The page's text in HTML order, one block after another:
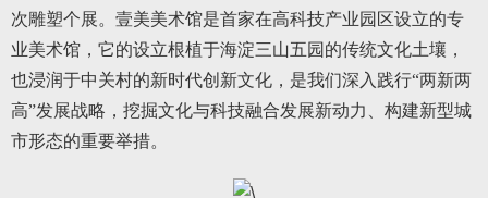
次雕塑个展。壹美美术馆是首家在高科技产业园区设立的专
业美术馆，它的设立根植于海淀三山五园的传统文化土壤，
也浸润于中关村的新时代创新文化，是我们深入践行“两新两
高”发展战略，挖掘文化与科技融合发展新动力、构建新型城
市形态的重要举措。